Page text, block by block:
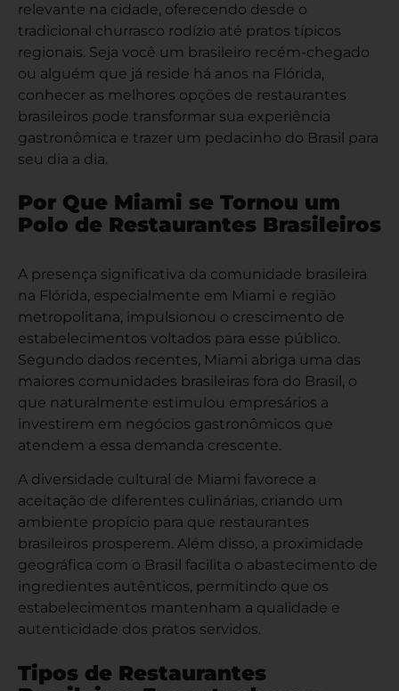
relevante na cidade, oferecendo desde o
tradicional churrasco rodízio até pratos típicos
regionais. Seja você um brasileiro recém-chegado
ou alguém que já reside há anos na Flórida,
conhecer as melhores opções de restaurantes
brasileiros pode transformar sua experiência
gastronômica e trazer um pedacinho do Brasil para
seu dia a dia.
Por Que Miami se Tornou um
Polo de Restaurantes Brasileiros
A presença significativa da comunidade brasileira
na Flórida, especialmente em Miami e região
metropolitana, impulsionou o crescimento de
estabelecimentos voltados para esse público.
Segundo dados recentes, Miami abriga uma das
maiores comunidades brasileiras fora do Brasil, o
que naturalmente estimulou empresários a
investirem em negócios gastronômicos que
atendem a essa demanda crescente.
A diversidade cultural de Miami favorece a
aceitação de diferentes culinárias, criando um
ambiente propício para que restaurantes
brasileiros prosperem. Além disso, a proximidade
geográfica com o Brasil facilita o abastecimento de
ingredientes autênticos, permitindo que os
estabelecimentos mantenham a qualidade e
autenticidade dos pratos servidos.
Tipos de Restaurantes